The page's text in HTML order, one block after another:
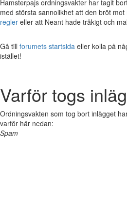
Hamsterpajs ordningsvakter har tagit
med största sannolikhet att den bröt
regler eller att Neant hade tråkigt och
Gå till forumets startsida eller kolla på
istället!
Varför togs
Ordningsvakten som tog bort inlägget
varför här nedan:
Spam